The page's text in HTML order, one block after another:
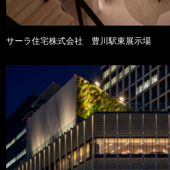
サーラ住宅株式会社 豊川駅東展示場